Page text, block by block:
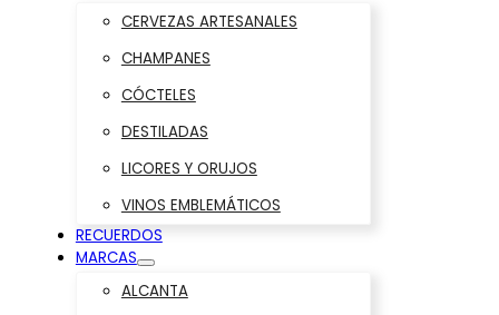
CERVEZAS ARTESANALES
CHAMPANES
CÓCTELES
DESTILADAS
LICORES Y ORUJOS
VINOS EMBLEMÁTICOS
RECUERDOS
MARCAS
ALCANTA